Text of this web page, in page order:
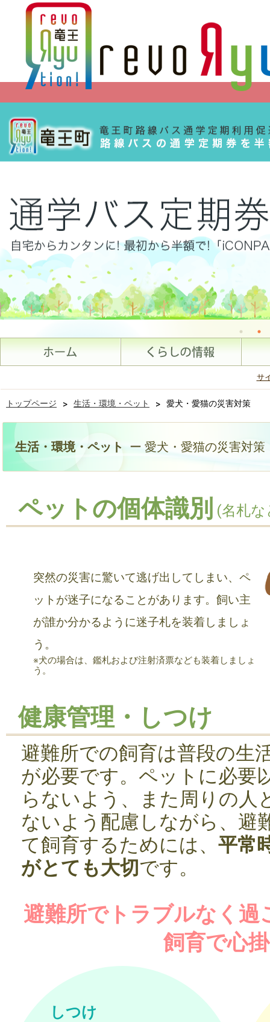
サ
トップページ > 生活・環境・ペット > 愛犬・愛猫の災害対策
生活・環境・ペット ー 愛犬・愛猫の災害対策
ペットの個体識別 (名札な
突然の災害に驚いて逃げ出してしまい、ペ
ットが迷子になることがあります。飼い主
が誰か分かるように迷子札を装着しましょ
う。
※犬の場合は、鑑札および注射済票なども装着しましょ
う。
健康管理・しつけ
避難所での飼育は普段の生
が必要です。ペットに必要
らないよう、また周りの人
ないよう配慮しながら、避
て飼育するためには、 平常
がとても大切です。
避難所でトラブルなく過
飼育で心
しつけ